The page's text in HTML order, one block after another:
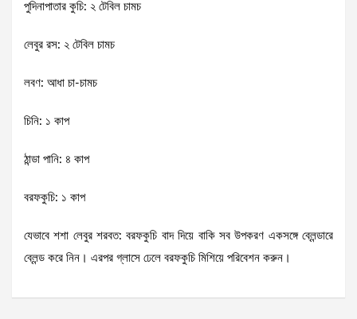
পুদিনাপাতার কুচি: ২ টেবিল চামচ
লেবুর রস: ২ টেবিল চামচ
লবণ: আধা চা-চামচ
চিনি: ১ কাপ
ঠান্ডা পানি: ৪ কাপ
বরফকুচি: ১ কাপ
যেভাবে শশা লেবুর শরবত: বরফকুচি বাদ দিয়ে বাকি সব উপকরণ একসঙ্গে ব্লেন্ডারে
ব্লেন্ড করে নিন। এরপর গ্লাসে ঢেলে বরফকুচি মিশিয়ে পরিবেশন করুন।